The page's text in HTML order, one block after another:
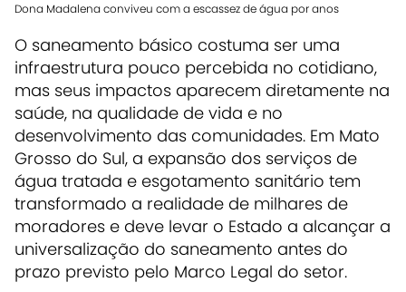
Dona Madalena conviveu com a escassez de água por anos
O saneamento básico costuma ser uma
infraestrutura pouco percebida no cotidiano,
mas seus impactos aparecem diretamente na
saúde, na qualidade de vida e no
desenvolvimento das comunidades. Em Mato
Grosso do Sul, a expansão dos serviços de
água tratada e esgotamento sanitário tem
transformado a realidade de milhares de
moradores e deve levar o Estado a alcançar a
universalização do saneamento antes do
prazo previsto pelo Marco Legal do setor.